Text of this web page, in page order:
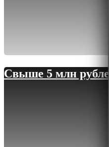
Свыше 5 млн